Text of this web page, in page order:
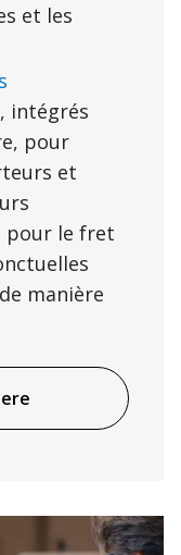
et les
, intégrés
pour
et
pour le fret
manière